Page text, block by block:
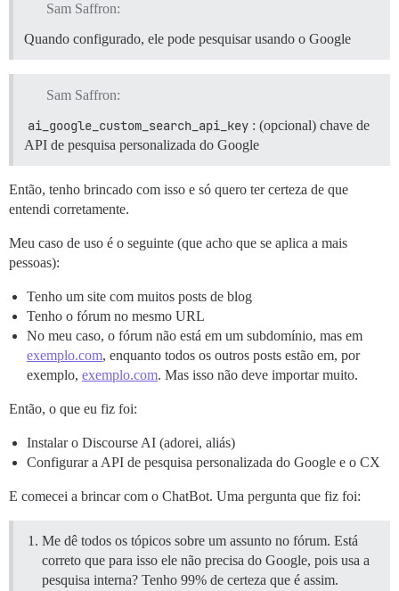
Sam Saffron:
Quando configurado, ele pode pesquisar usando o Google
Sam Saffron:
ai_google_custom_search_api_key : (opcional) chave de
API de pesquisa personalizada do Google
Então, tenho brincado com isso e só quero ter certeza de que
entendi corretamente.
Meu caso de uso é o seguinte (que acho que se aplica a mais
pessoas):
Tenho um site com muitos posts de blog
Tenho o fórum no mesmo URL
No meu caso, o fórum não está em um subdomínio, mas em
exemplo.com, enquanto todos os outros posts estão em, por
exemplo, exemplo.com. Mas isso não deve importar muito.
Então, o que eu fiz foi:
Instalar o Discourse AI (adorei, aliás)
Configurar a API de pesquisa personalizada do Google e o CX
E comecei a brincar com o ChatBot. Uma pergunta que fiz foi:
Me dê todos os tópicos sobre um assunto no fórum. Está
correto que para isso ele não precisa do Google, pois usa a
pesquisa interna? Tenho 99% de certeza que é assim.